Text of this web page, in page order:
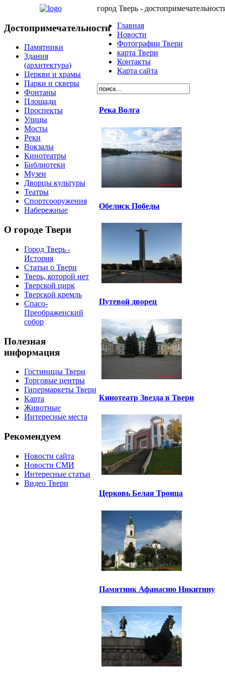
Достопримечательности
Памятники
Здания
(архитектура)
Церкви и храмы
Парки и скверы
Фонтаны
Площади
Проспекты
Улицы
Мосты
Реки
Вокзалы
Кинотеатры
Библиотеки
Музеи
Дворцы культуры
Театры
Спортсооружения
Набережные
О городе Твери
Город Тверь -
История
Статьи о Твери
Тверь, которой нет
Тверской цирк
Тверской кремль
Спасо-
Преображенский
собор
Полезная
информация
Гостиницы Твери
Торговые центры
Гипермаркеты Твери
Карта
Животные
Интересные места
Рекомендуем
Новости сайта
Новости СМИ
Интересные статьи
Видео Твери
город Тверь -
Главная
Новости
Фотографии Твери
карта Твери
Контакты
Карта сайта
Река Волга
Обелиск Победы
Путевой дворец
Кинотеатр Звезда в Твери
Церковь Белая Троица
Памятник Афанасию Никитину